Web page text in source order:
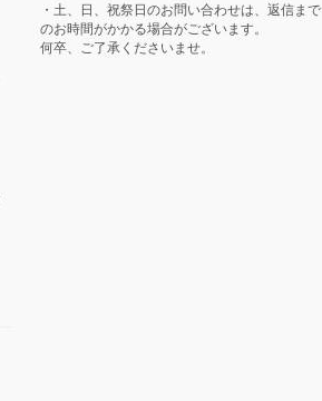
・土、日、祝祭日のお問い合わせは、返信まで
のお時間がかかる場合がございます。
何卒、ご了承くださいませ。